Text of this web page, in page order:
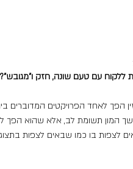
ללקוח עם טעם שונה, חזק ו"מגובש"?
הפך לאחד הפרויקטים המדוברים
המון תשומת לב, אלא שהוא הפך
לצפות בו כמו שבאים לצפות